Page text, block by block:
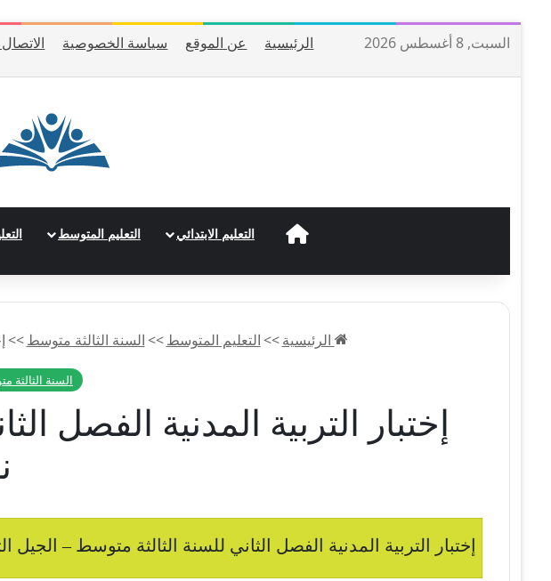
السبت, 8 أغسطس 2026 الرئيسية عن الموقع سياسة الخصوصية الاتصال
الرئيسيةالتعليم الابتدائي التعليم المتوسط
الرئيسية >>التعليم المتوسط >>السنة الثالثة متوسط >>
السنة الثالثة
إختبار التربية المدنية الفصل
إختبار التربية المدنية الفصل الثاني للسنة الثالثة متوسط – الجيل